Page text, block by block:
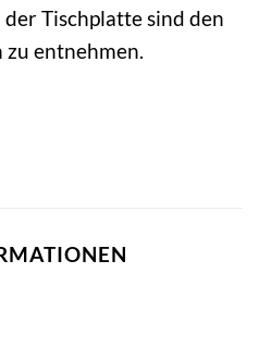
Tischplatte sind den
entnehmen.